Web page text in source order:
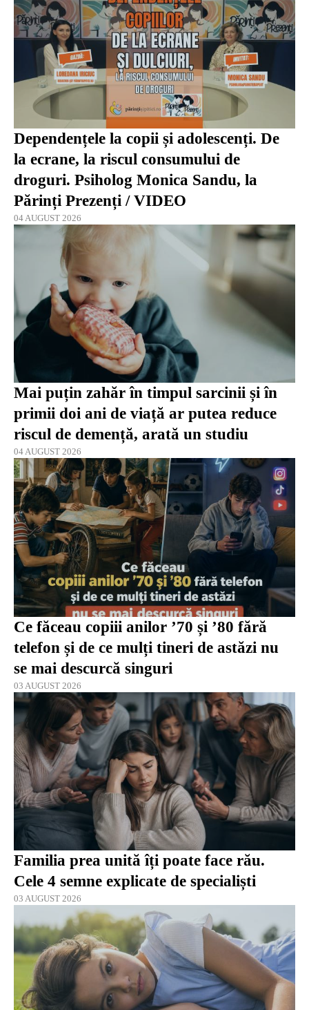
Dependențele la copii și adolescenți. De
la ecrane, la riscul consumului de
droguri. Psiholog Monica Sandu, la
Părinți Prezenți / VIDEO
04 AUGUST 2026
Mai puțin zahăr în timpul sarcinii și în
primii doi ani de viață ar putea reduce
riscul de demență, arată un studiu
04 AUGUST 2026
Ce făceau copiii anilor ’70 și ’80 fără
telefon și de ce mulți tineri de astăzi nu
se mai descurcă singuri
03 AUGUST 2026
Familia prea unită îți poate face rău.
Cele 4 semne explicate de specialiști
03 AUGUST 2026